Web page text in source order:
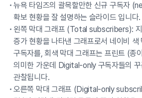
뉴욕 타임즈의 괄목할만한 신규 구독자
확보 현황을 잘 설명하는 슬라이드 입니다.
왼쪽 막대 그래프 (Total subscribers):
증가 현황을 나타낸 그래프로서 네이비 색
구독자를, 회색 막대 그래프는 프린트 (종
의미한 가운데 Digital-only 구독자들의
관찰됩니다.
오른쪽 막대 그래프 (Digital-only